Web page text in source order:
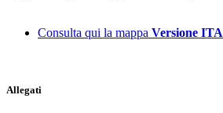
Consulta qui la mappa Versione ITA
Allegati